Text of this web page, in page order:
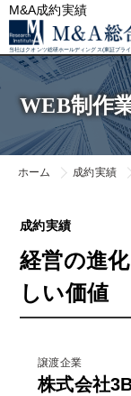
M&A成約実績
当社はクオンツ総研ホールディングス(東証プラ
WEB制作
ホーム 成約実績
成約実績
経営の進
しい価値
譲渡企業
株式会社